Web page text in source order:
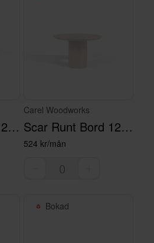
Scar Runt Bord 120 Svart
Carel Woodworks
Scar Runt Bord 120 Natur
524 kr/mån
Bokad